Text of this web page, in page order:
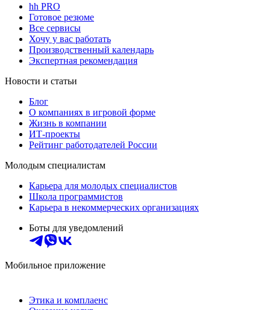
hh PRO
Готовое резюме
Все сервисы
Хочу у вас работать
Производственный календарь
Экспертная рекомендация
Новости и статьи
Блог
О компаниях в игровой форме
Жизнь в компании
ИТ-проекты
Рейтинг работодателей России
Молодым специалистам
Карьера для молодых специалистов
Школа программистов
Карьера в некоммерческих организациях
Боты для уведомлений
Мобильное приложение
Этика и комплаенс